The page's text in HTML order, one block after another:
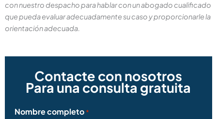
con nuestro despacho para hablar con un abogado cualificado
que pueda evaluar adecuadamente su caso y proporcionarle la
orientación adecuada.
Contacte con nosotros
Para una consulta gratuita
Nombre completo *